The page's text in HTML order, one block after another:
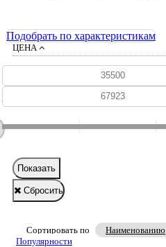
Подобрать по характеристикам
ЦЕНА
Показать
Сбросить
Сортировать по Наименованию
Популярности